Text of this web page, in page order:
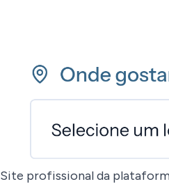
Site profissional da